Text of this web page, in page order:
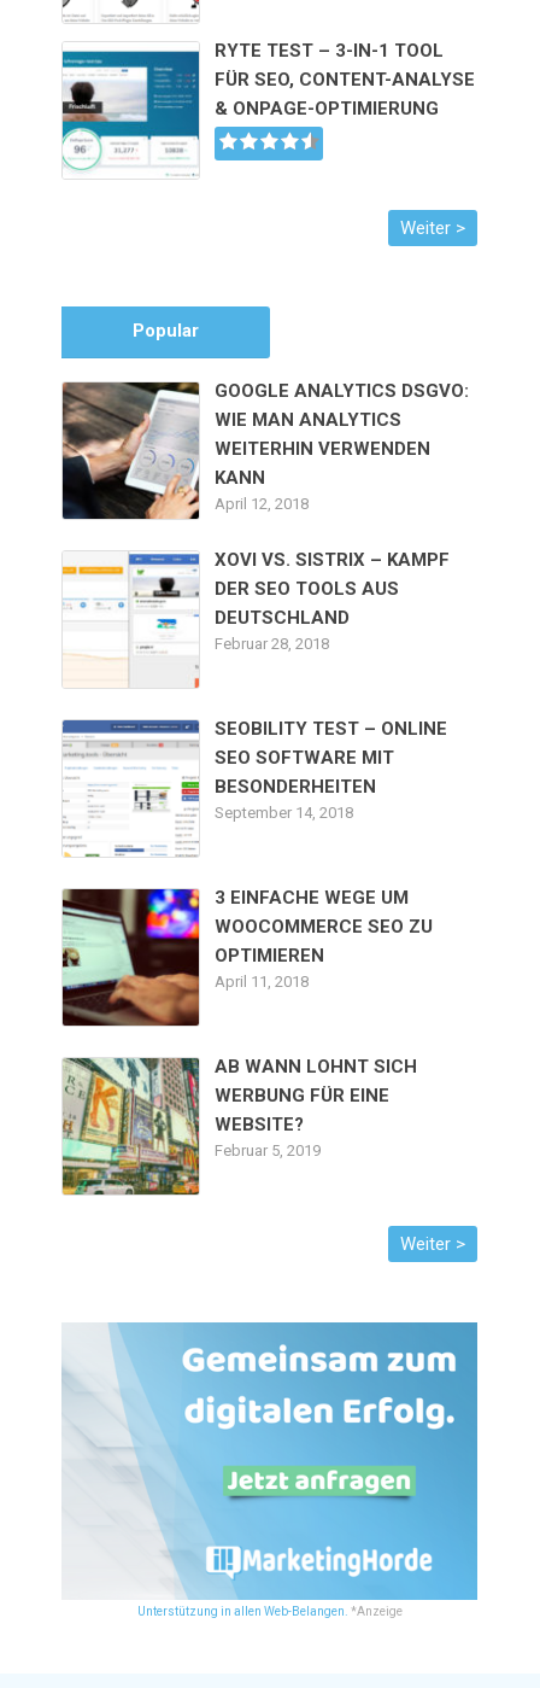
RYTE TEST – 3-IN-1 TOOL
FÜR SEO, CONTENT-ANALYSE
& ONPAGE-OPTIMIERUNG
Popular
GOOGLE ANALYTICS DSGVO:
WIE MAN ANALYTICS
WEITERHIN VERWENDEN
KANN
April 12, 2018
XOVI VS. SISTRIX – KAMPF
DER SEO TOOLS AUS
DEUTSCHLAND
Februar 28, 2018
SEOBILITY TEST – ONLINE
SEO SOFTWARE MIT
BESONDERHEITEN
September 14, 2018
3 EINFACHE WEGE UM
WOOCOMMERCE SEO ZU
OPTIMIEREN
April 11, 2018
AB WANN LOHNT SICH
WERBUNG FÜR EINE
WEBSITE?
Februar 5, 2019
Unterstützung in allen Web-Belangen. *Anzeige